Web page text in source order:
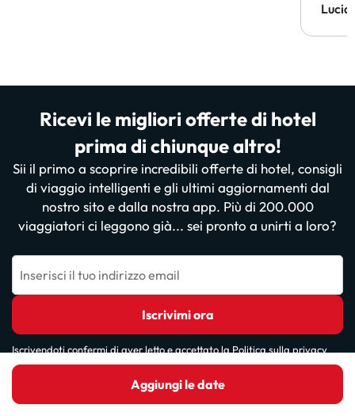
Aggiungi le date
Lucia
Ricevi le migliori offerte di hotel
prima di chiunque altro!
Sii il primo a scoprire incredibili offerte di hotel, consigli
di viaggio intelligenti e gli ultimi aggiornamenti dal
nostro sito e dalla nostra app. Più di 200.000
viaggiatori ci leggono già... sei pronto a unirti a loro?
Inserisci il tuo indirizzo email
Iscrivimi ora
Iscrivendoti confermi di aver letto e accettato la Politica sulla privacy